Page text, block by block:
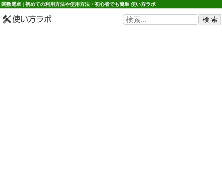
関数電卓 | 初めての利用方法や使用方法・初心者でも簡単 使い方ラボ